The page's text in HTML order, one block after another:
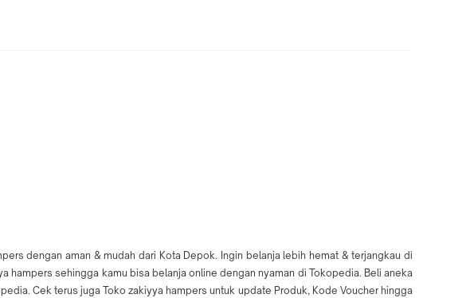
dengan aman & mudah dari Kota Depok. Ingin belanja lebih hemat & terjangkau di
hampers sehingga kamu bisa belanja online dengan nyaman di Tokopedia. Beli aneka
Cek terus juga Toko zakiyya hampers untuk update Produk, Kode Voucher hingga